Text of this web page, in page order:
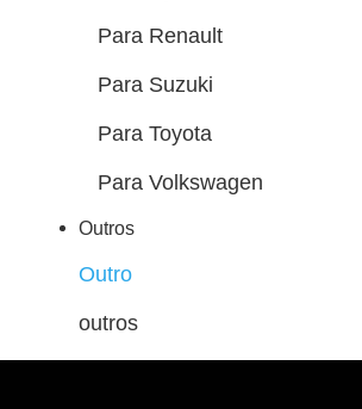
Para Renault
Para Suzuki
Para Toyota
Para Volkswagen
Outros
Outro
outros